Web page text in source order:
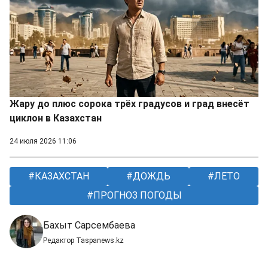
Жару до плюс сорока трёх градусов и град внесёт
циклон в Казахстан
24 июля 2026 11:06
КАЗАХСТАН ДОЖДЬ
ЛЕТО
ПРОГНОЗ ПОГОДЫ
Бахыт Сарсембаева
Редактор Taspanews.kz